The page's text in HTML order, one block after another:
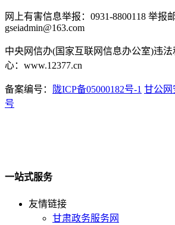
网上有害信息举报：0931-8800118 举报邮
gseiadmin@163.com
中央网信办(国家互联网信息办公室)违
心：www.12377.cn
备案编号： 陇ICP备05000182号-1 甘公网
号
一站式服务
友情链接
甘肃政务服务网